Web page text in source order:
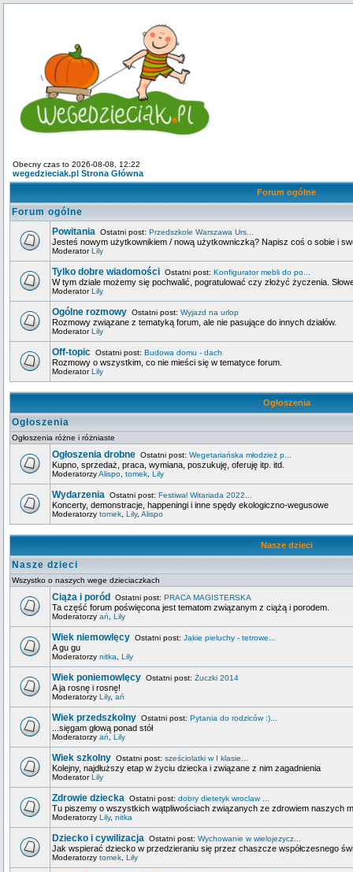
Obecny czas to 2026-08-08, 12:22
wegedzieciak.pl Strona Główna
Forum ogólne
Forum ogólne
Powitania Ostatni post: Przedszkole Warszawa Urs...
Jesteś nowym użytkownikiem / nową użytkowniczką? Napisz coś o sobie i
ModeratorLily
Tylko dobre wiadomości Ostatni post: Konfigurator mebli do po...
W tym dziale możemy się pochwalić, pogratulować czy złożyć życzenia.
ModeratorLily
Ogólne rozmowy Ostatni post: Wyjazd na urlop
Rozmowy związane z tematyką forum, ale nie pasujące do innych działów.
ModeratorLily
Off-topic Ostatni post: Budowa domu - dach
Rozmowy o wszystkim, co nie mieści się w tematyce forum.
ModeratorLily
Ogłoszenia
Ogłoszenia
Ogłoszenia różne i różniaste
Ogłoszenia drobne Ostatni post: Wegetariańska młodzież p...
Kupno, sprzedaż, praca, wymiana, poszukuję, oferuję itp. itd.
ModeratorzyAlispo tomek Lily
Wydarzenia Ostatni post: Festiwal Witariada 2022...
Koncerty, demonstracje, happeningi i inne spędy ekologiczno-wegusowe
Moderatorzy tomek Lily, Alispo
Nasze dzieci
Nasze dzieci
Wszystko o naszych wege dzieciaczkach
Ciąża i poród Ostatni post: PRACA MAGISTERSKA
Ta część forum poświęcona jest tematom związanym z ciążą i porodem.
Moderatorzy ań Lily
Wiek niemowlęcy Ostatni post: Jakie pieluchy - tetrowe...
A gu gu
Moderatorzy nitka Lily
Wiek poniemowlęcy Ostatni post: Żuczki 2014
A ja rosnę i rosnę!
Moderatorzy Lily, ań
Wiek przedszkolny Ostatni post: Pytania do rodziców :)...
...sięgam głową ponad stół
Moderatorzy ań Lily
Wiek szkolny Ostatni post: sześciolatki w I klasie...
Kolejny, najdłuższy etap w życiu dziecka i związane z nim zagadnienia
ModeratorLily
Zdrowie dziecka Ostatni post: dobry dietetyk wroclaw ...
Tu piszemy o wszystkich wątpliwościach związanych ze zdrowiem naszych
Moderatorzy Lily, nitka
Dziecko i cywilizacja Ostatni post: Wychowanie w wielojezycz...
Jak wspierać dziecko w przedzieraniu się przez chaszcze współczesnego
Moderatorzy tomek Lily